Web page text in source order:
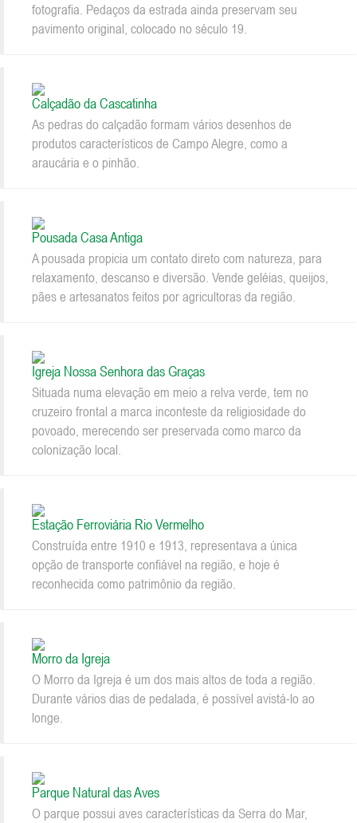
fotografia. Pedaços da estrada ainda preservam seu
pavimento original, colocado no século 19.
Calçadão da Cascatinha
As pedras do calçadão formam vários desenhos de
produtos característicos de Campo Alegre, como a
araucária e o pinhão.
Pousada Casa Antiga
A pousada propicia um contato direto com natureza, para
relaxamento, descanso e diversão. Vende geléias, queijos,
pães e artesanatos feitos por agricultoras da região.
Igreja Nossa Senhora das Graças
Situada numa elevação em meio a relva verde, tem no
cruzeiro frontal a marca inconteste da religiosidade do
povoado, merecendo ser preservada como marco da
colonização local.
Estação Ferroviária Rio Vermelho
Construída entre 1910 e 1913, representava a única
opção de transporte confiável na região, e hoje é
reconhecida como patrimônio da região.
Morro da Igreja
O Morro da Igreja é um dos mais altos de toda a região.
Durante vários dias de pedalada, é possível avistá-lo ao
longe.
Parque Natural das Aves
O parque possui aves características da Serra do Mar,